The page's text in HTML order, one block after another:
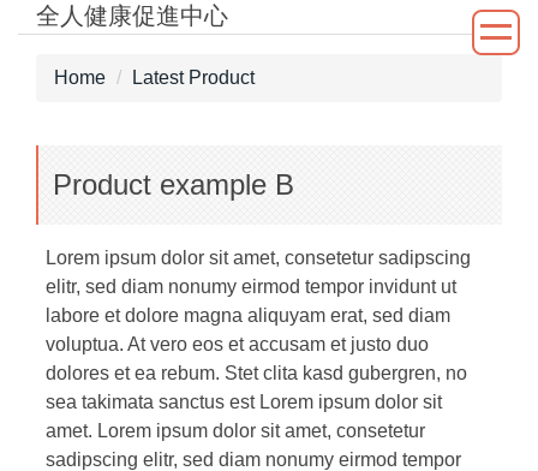
Jump
全人健康促進中心
Home Latest Product
Product example B
Lorem ipsum dolor sit amet, consetetur sadipscing
elitr, sed diam nonumy eirmod tempor invidunt ut
labore et dolore magna aliquyam erat, sed diam
voluptua. At vero eos et accusam et justo duo
dolores et ea rebum. Stet clita kasd gubergren, no
sea takimata sanctus est Lorem ipsum dolor sit
amet. Lorem ipsum dolor sit amet, consetetur
sadipscing elitr, sed diam nonumy eirmod tempor